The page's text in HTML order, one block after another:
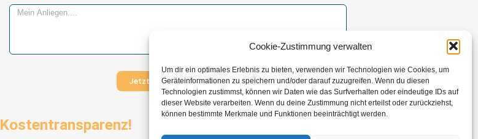
Cookie-Zustimmung verwalten
Um dir ein optimales Erlebnis zu bieten, verwenden wir Technologien wie Cookies, um
Geräteinformationen zu speichern und/oder darauf zuzugreifen. Wenn du diesen
Technologien zustimmst, können wir Daten wie das Surfverhalten oder eindeutige IDs auf
dieser Website verarbeiten. Wenn du deine Zustimmung nicht erteilst oder zurückziehst,
können bestimmte Merkmale und Funktionen beeinträchtigt werden.
Jetzt Nachricht versenden
Kostentransparenz!